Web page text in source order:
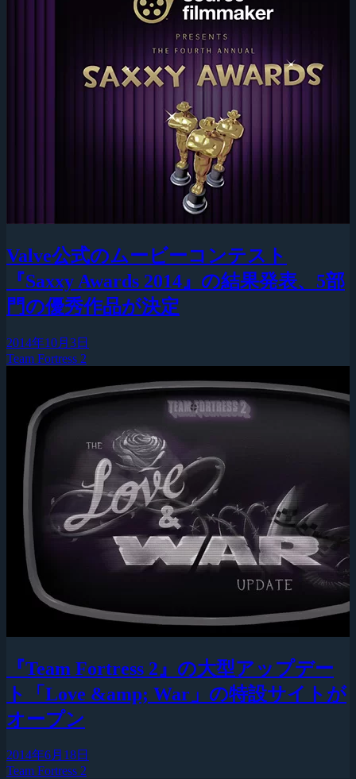
Valve公式のムービーコンテスト
『Saxxy Awards 2014』の結果発表、5部
門の優秀作品が決定
2014年10月3日
Team Fortress 2
『Team Fortress 2』の大型アップデー
ト「Love &amp; War」の特設サイトが
オープン
2014年6月18日
Team Fortress 2